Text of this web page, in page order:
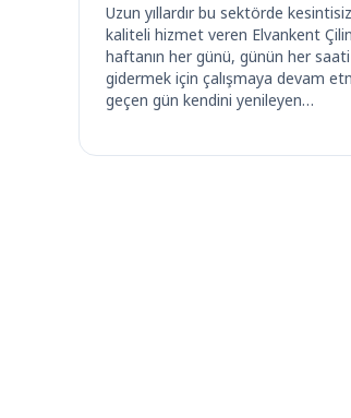
Uzun yıllardır bu sektörde
kaliteli hizmet veren Elvankent
haftanın her günü, günün her
gidermek için çalışmaya devam
geçen gün kendini yenileyen…